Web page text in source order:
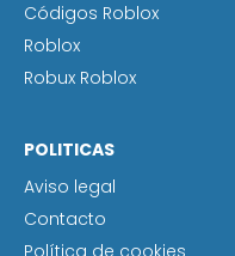
Códigos Roblox
Roblox
Robux Roblox
POLITICAS
Aviso legal
Contacto